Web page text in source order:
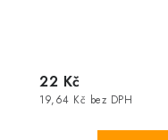
19,64 Kč bez DPH
22 Kč